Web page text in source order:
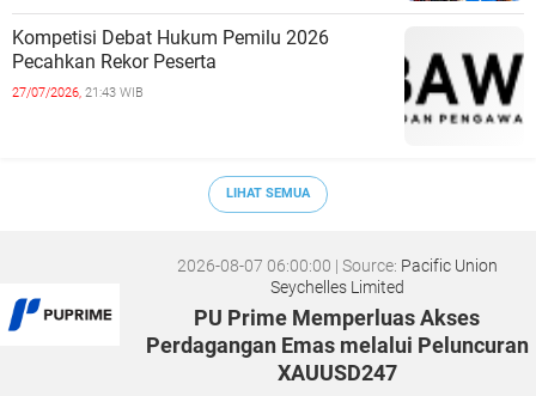
Kompetisi Debat Hukum Pemilu 2026
Pecahkan Rekor Peserta
27/07/2026, 21:43 WIB
LIHAT SEMUA
2026-08-07 06:00:00 | Source: Pacific Union
Seychelles Limited
PU Prime Memperluas Akses
Perdagangan Emas melalui Peluncuran
XAUUSD247